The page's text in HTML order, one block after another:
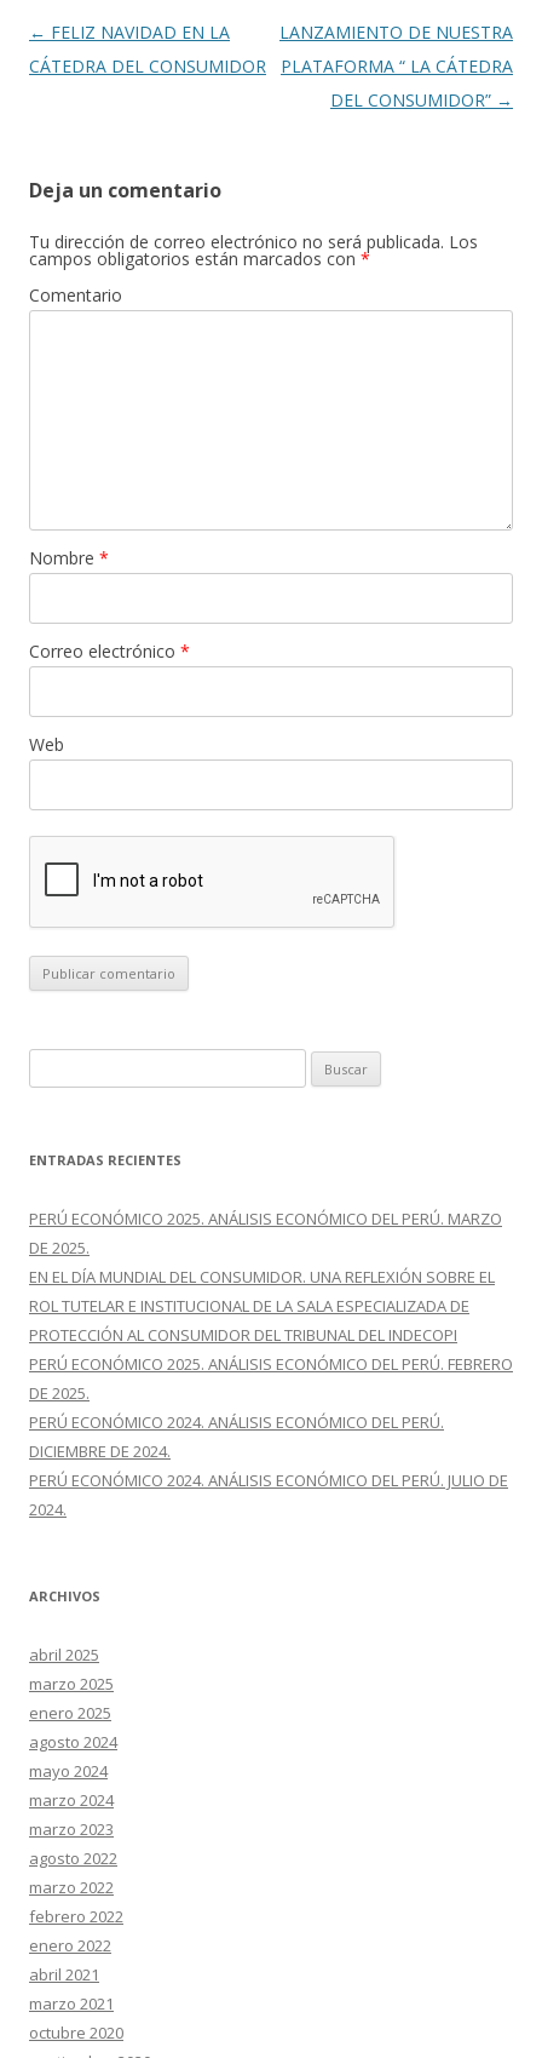
k r
Navegación
de
← FELIZ NAVIDAD EN LA
CÁTEDRA DEL CONSUMIDOR
LANZAMIENTO DE NUESTRA
PLATAFORMA “ LA CÁTEDRA
DEL CONSUMIDOR” →
Deja un comentario
Tu dirección de correo electrónico no será publicada. Los
campos obligatorios están marcados con *
Comentario
Nombre *
Correo electrónico *
Web
u
c
r
:
ENTRADAS RECIENTES
PERÚ ECONÓMICO 2025. ANÁLISIS ECONÓMICO DEL PERÚ. MARZO
DE 2025.
EN EL DÍA MUNDIAL DEL CONSUMIDOR. UNA REFLEXIÓN SOBRE EL
ROL TUTELAR E INSTITUCIONAL DE LA SALA ESPECIALIZADA DE
PROTECCIÓN AL CONSUMIDOR DEL TRIBUNAL DEL INDECOPI
PERÚ ECONÓMICO 2025. ANÁLISIS ECONÓMICO DEL PERÚ. FEBRERO
DE 2025.
PERÚ ECONÓMICO 2024. ANÁLISIS ECONÓMICO DEL PERÚ.
DICIEMBRE DE 2024.
PERÚ ECONÓMICO 2024. ANÁLISIS ECONÓMICO DEL PERÚ. JULIO DE
2024.
ARCHIVOS
abril 2025
marzo 2025
enero 2025
agosto 2024
mayo 2024
marzo 2024
marzo 2023
agosto 2022
marzo 2022
febrero 2022
enero 2022
abril 2021
marzo 2021
octubre 2020